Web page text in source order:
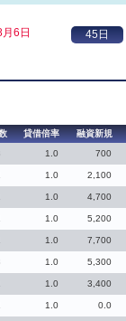
6日
貸借倍率 融資新規
1.0 700
1.0 2,100
1.0 4,700
1.0 5,200
1.0 7,700
1.0 5,300
1.0 3,400
1.0 0.0